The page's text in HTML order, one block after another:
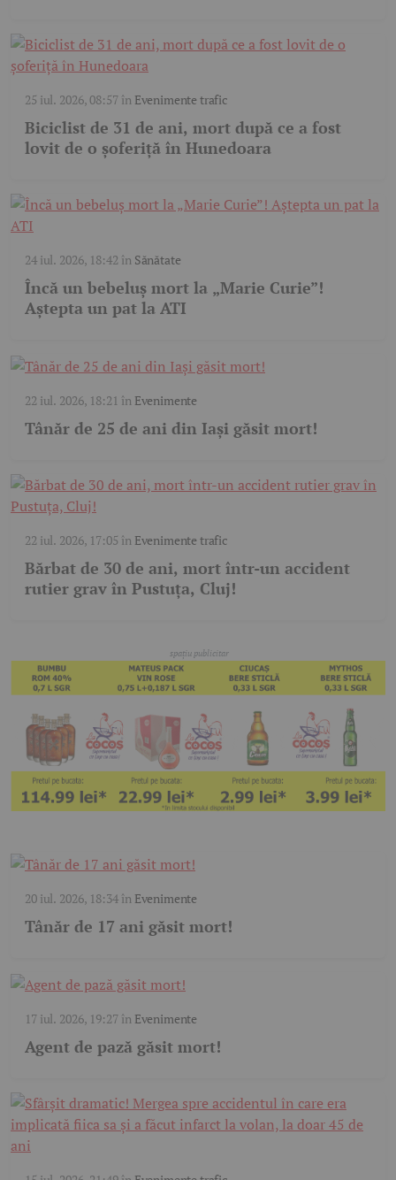
25 iul. 2026, 08:57în Evenimente trafic
Biciclist de 31 de ani, mort după ce a fost
lovit de o șoferiță în Hunedoara
24 iul. 2026, 18:42 în Sănătate
Încă un bebeluș mort la „Marie Curie”!
Aștepta un pat la ATI
22 iul. 2026, 18:21 în Evenimente
Tânăr de 25 de ani din Iași găsit mort!
22 iul. 2026, 17:05 în Evenimente trafic
Bărbat de 30 de ani, mort într-un accident
rutier grav în Pustuța, Cluj!
20 iul. 2026, 18:34în Evenimente
Tânăr de 17 ani găsit mort!
17 iul. 2026, 19:27în Evenimente
Agent de pază găsit mort!